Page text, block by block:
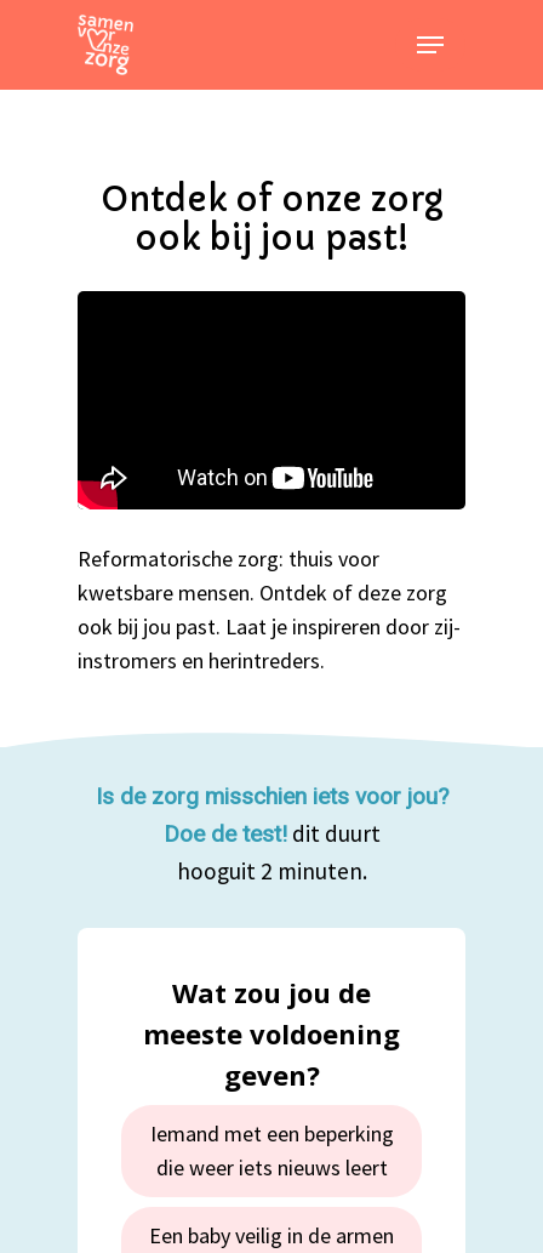
main
Menu
Ontdek of onze zorg
ook bij jou past!
Reformatorische zorg: thuis voor
kwetsbare mensen. Ontdek of deze zorg
ook bij jou past. Laat je inspireren door zij-
instromers en herintreders.
Is de zorg misschien iets voor jou?
Doe de test! dit duurt
hooguit 2 minuten.
Wat zou jou de
meeste voldoening
geven?
Iemand met een beperking
die weer iets nieuws leert
Een baby veilig in de armen